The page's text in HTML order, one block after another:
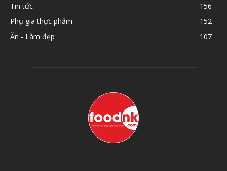
Tin tức
156
Phụ gia thực phẩm
152
Ăn - Làm đẹp
107